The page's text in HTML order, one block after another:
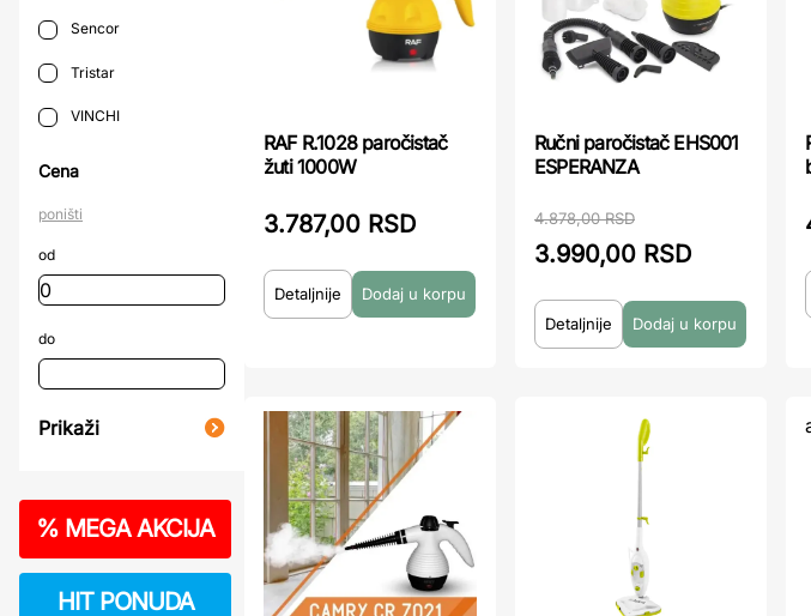
Sencor
Tristar
VINCHI
Cena
poništi
od
do
Prikaži
% MEGA AKCIJA
HIT PONUDA
RAF R.1028 paročistač
žuti 1000W
3.787,00 RSD
Detaljnije
Ručni paročistač EHS001
ESPERANZA
4.878,00 RSD
3.990,00 RSD
Detaljnije